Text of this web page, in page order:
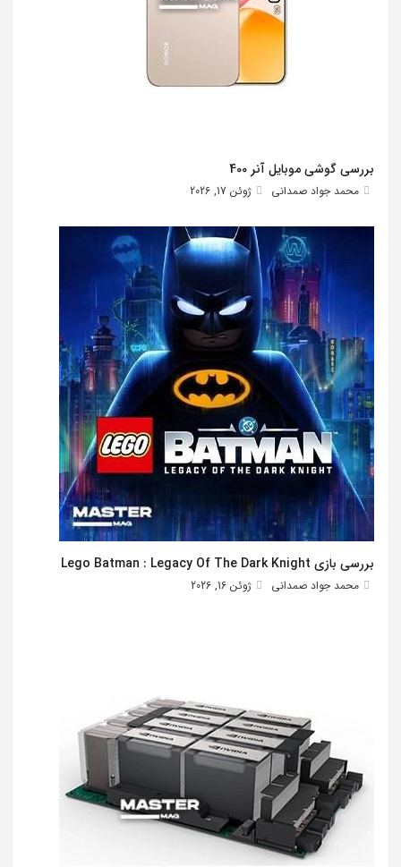
بررسی گوشی موبایل آنر 400
محمد جواد صمدانی ژوئن 17, 2026
بررسی بازی Lego Batman : Legacy Of The Dark Knight
محمد جواد صمدانی ژوئن 16, 2026